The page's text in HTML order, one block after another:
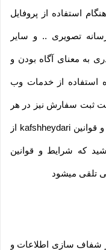
استفاده از پروفایل
تصویری ..‌ و سایر
به معنای آگاه بودن و
استفاده از خدمات وب
ثبت سفارش نیز در هر
زمان به معنی پذیرفتن کامل کلیه شرایط و قوانین kafshheydari از
که شرایط و قوانین
تلقی میشود
شفاف سازی اطلاعات و